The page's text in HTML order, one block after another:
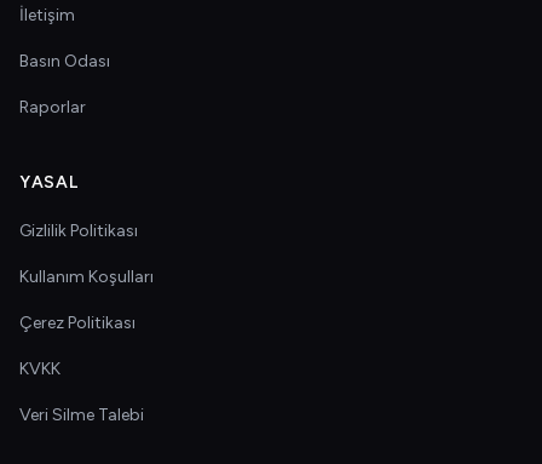
İletişim
Basın Odası
Raporlar
YASAL
Gizlilik Politikası
Kullanım Koşulları
Çerez Politikası
KVKK
Veri Silme Talebi